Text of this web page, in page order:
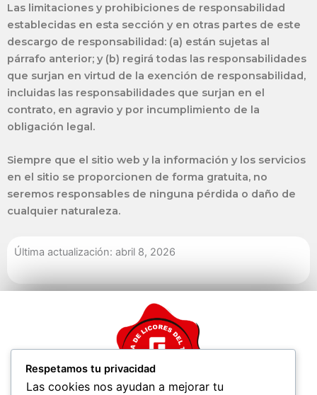
Las limitaciones y prohibiciones de responsabilidad
establecidas en esta sección y en otras partes de este
descargo de responsabilidad: (a) están sujetas al
párrafo anterior; y (b) regirá todas las responsabilidades
que surjan en virtud de la exención de responsabilidad,
incluidas las responsabilidades que surjan en el
contrato, en agravio y por incumplimiento de la
obligación legal.
Siempre que el sitio web y la información y los servicios
en el sitio se proporcionen de forma gratuita, no
seremos responsables de ninguna pérdida o daño de
cualquier naturaleza.
Última actualización: abril 8, 2026
Respetamos tu privacidad
Las cookies nos ayudan a mejorar tu